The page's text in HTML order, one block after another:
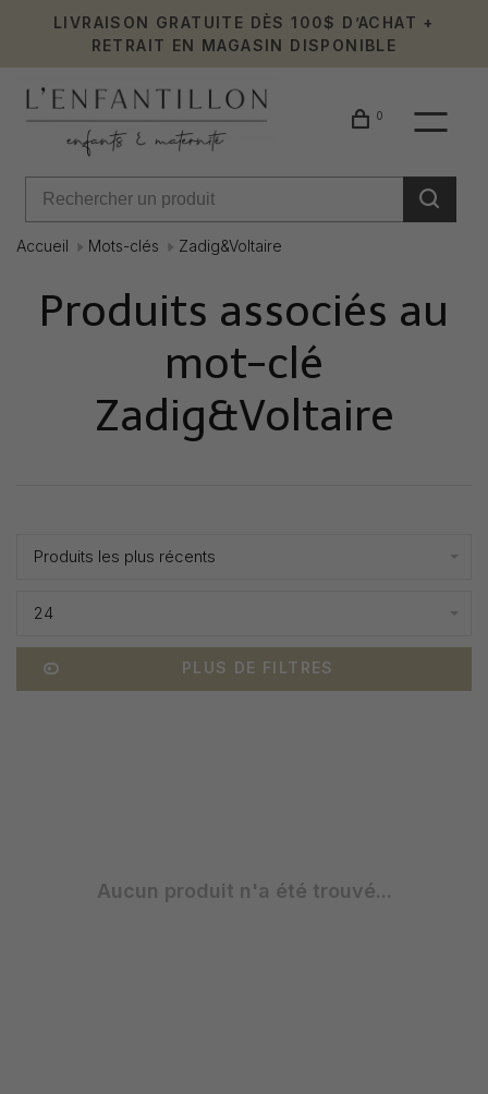
LIVRAISON GRATUITE DÈS 100$ D’ACHAT +
RETRAIT EN MAGASIN DISPONIBLE
0
Accueil Mots-clés Zadig&Voltaire
Produits associés au
mot-clé
Zadig&Voltaire
Produits les plus récents
24
PLUS DE FILTRES
Aucun produit n'a été trouvé...